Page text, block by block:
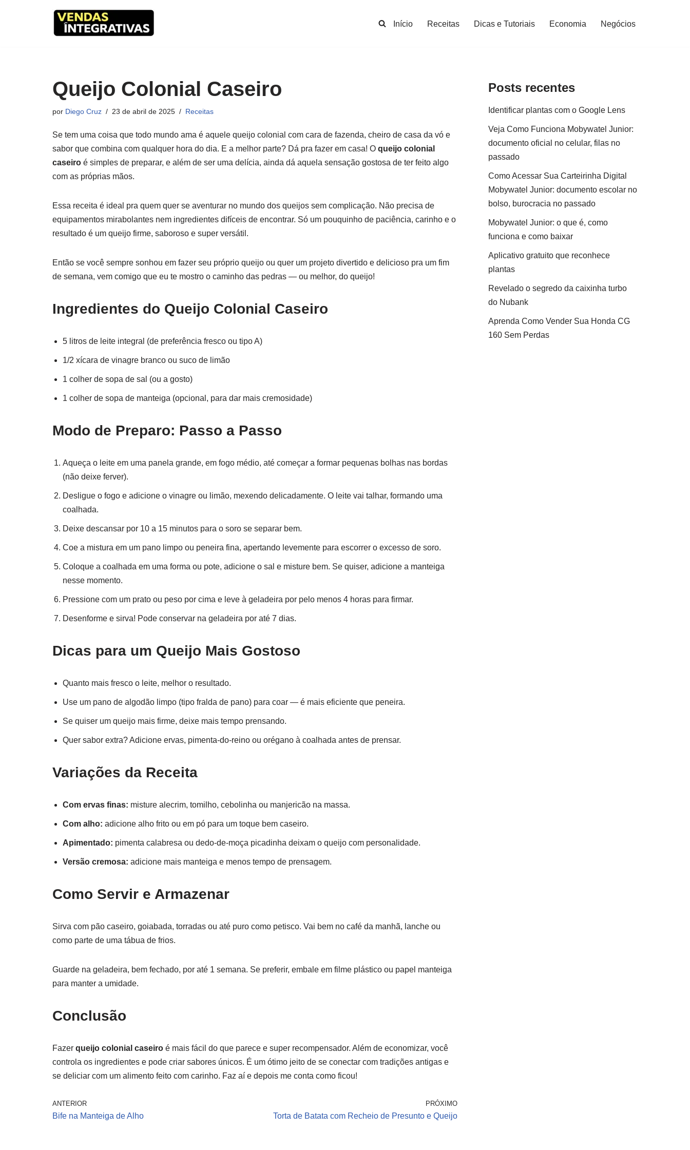
Início Receitas Dicas e Tutoriais Economia Negócios
Queijo Colonial Caseiro
por Diego Cruz 23 de abril de 2025 Receitas
Se tem uma coisa que todo mundo ama é aquele queijo colonial com cara de fazenda, cheiro de casa da vó e
sabor que combina com qualquer hora do dia. E a melhor parte? Dá pra fazer em casa! O queijo colonial
caseiro é simples de preparar, e além de ser uma delícia, ainda dá aquela sensação gostosa de ter feito algo
com as próprias mãos.
Essa receita é ideal pra quem quer se aventurar no mundo dos queijos sem complicação. Não precisa de
equipamentos mirabolantes nem ingredientes difíceis de encontrar. Só um pouquinho de paciência, carinho e o
resultado é um queijo firme, saboroso e super versátil.
Então se você sempre sonhou em fazer seu próprio queijo ou quer um projeto divertido e delicioso pra um fim
de semana, vem comigo que eu te mostro o caminho das pedras — ou melhor, do queijo!
Ingredientes do Queijo Colonial Caseiro
5 litros de leite integral (de preferência fresco ou tipo A)
1/2 xícara de vinagre branco ou suco de limão
1 colher de sopa de sal (ou a gosto)
1 colher de sopa de manteiga (opcional, para dar mais cremosidade)
Modo de Preparo: Passo a Passo
Aqueça o leite em uma panela grande, em fogo médio, até começar a formar pequenas bolhas nas bordas
(não deixe ferver).
Desligue o fogo e adicione o vinagre ou limão, mexendo delicadamente. O leite vai talhar, formando uma
coalhada.
Deixe descansar por 10 a 15 minutos para o soro se separar bem.
Coe a mistura em um pano limpo ou peneira fina, apertando levemente para escorrer o excesso de soro.
Coloque a coalhada em uma forma ou pote, adicione o sal e misture bem. Se quiser, adicione a manteiga
nesse momento.
Pressione com um prato ou peso por cima e leve à geladeira por pelo menos 4 horas para firmar.
Desenforme e sirva! Pode conservar na geladeira por até 7 dias.
Dicas para um Queijo Mais Gostoso
Quanto mais fresco o leite, melhor o resultado.
Use um pano de algodão limpo (tipo fralda de pano) para coar — é mais eficiente que peneira.
Se quiser um queijo mais firme, deixe mais tempo prensando.
Quer sabor extra? Adicione ervas, pimenta-do-reino ou orégano à coalhada antes de prensar.
Variações da Receita
Com ervas finas: misture alecrim, tomilho, cebolinha ou manjericão na massa.
Com alho: adicione alho frito ou em pó para um toque bem caseiro.
Apimentado: pimenta calabresa ou dedo-de-moça picadinha deixam o queijo com personalidade.
Versão cremosa: adicione mais manteiga e menos tempo de prensagem.
Como Servir e Armazenar
Sirva com pão caseiro, goiabada, torradas ou até puro como petisco. Vai bem no café da manhã, lanche ou
como parte de uma tábua de frios.
Guarde na geladeira, bem fechado, por até 1 semana. Se preferir, embale em filme plástico ou papel manteiga
para manter a umidade.
Conclusão
Fazer queijo colonial caseiro é mais fácil do que parece e super recompensador. Além de economizar, você
controla os ingredientes e pode criar sabores únicos. É um ótimo jeito de se conectar com tradições antigas e
se deliciar com um alimento feito com carinho. Faz aí e depois me conta como ficou!
ANTERIOR
Bife na Manteiga de Alho
PRÓXIMO
Torta de Batata com Recheio de Presunto e Queijo
Posts recentes
Identificar plantas com o Google Lens
Veja Como Funciona Mobywatel Junior:
documento oficial no celular, filas no
passado
Como Acessar Sua Carteirinha Digital
Mobywatel Junior: documento escolar no
bolso, burocracia no passado
Mobywatel Junior: o que é, como
funciona e como baixar
Aplicativo gratuito que reconhece
plantas
Revelado o segredo da caixinha turbo
do Nubank
Aprenda Como Vender Sua Honda CG
160 Sem Perdas